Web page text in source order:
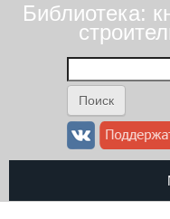
Библиотека: